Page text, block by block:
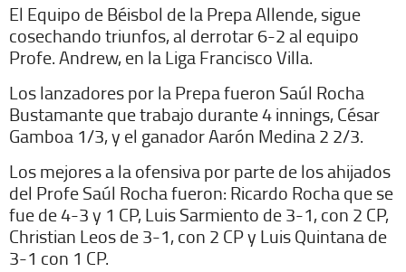
El Equipo de Béisbol de la Prepa Allende, sigue
cosechando triunfos, al derrotar 6-2 al equipo
Profe. Andrew, en la Liga Francisco Villa.
Los lanzadores por la Prepa fueron Saúl Rocha
Bustamante que trabajo durante 4 innings, César
Gamboa 1/3, y el ganador Aarón Medina 2 2/3.
Los mejores a la ofensiva por parte de los ahijados
del Profe Saúl Rocha fueron: Ricardo Rocha que se
fue de 4-3 y 1 CP, Luis Sarmiento de 3-1, con 2 CP,
Christian Leos de 3-1, con 2 CP y Luis Quintana de
3-1 con 1 CP.